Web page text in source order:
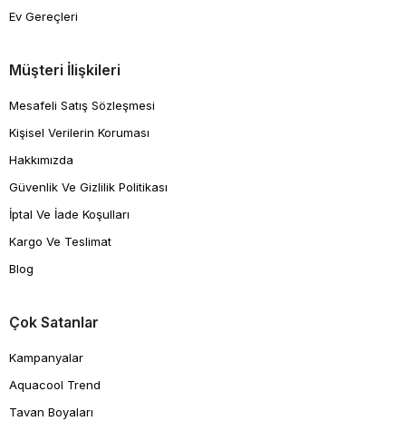
Ev Gereçleri
Müşteri İlişkileri
Mesafeli Satış Sözleşmesi
Kişisel Verilerin Koruması
Hakkımızda
Güvenlik Ve Gizlilik Politikası
İptal Ve İade Koşulları
Kargo Ve Teslimat
Blog
Çok Satanlar
Kampanyalar
Aquacool Trend
Tavan Boyaları